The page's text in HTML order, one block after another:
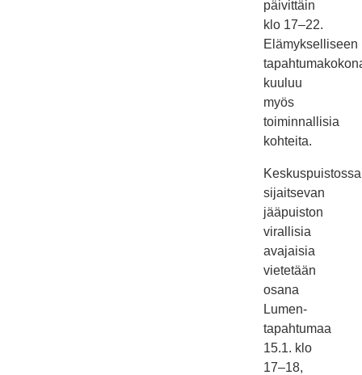
päivittäin
klo 17–22.
Elämykselliseen
kuuluu
myös
toiminnallisia
kohteita.
Keskuspuistossa
sijaitsevan
jääpuiston
virallisia
avajaisia
vietetään
osana
Lumen-
tapahtumaa
15.1. klo
17–18,